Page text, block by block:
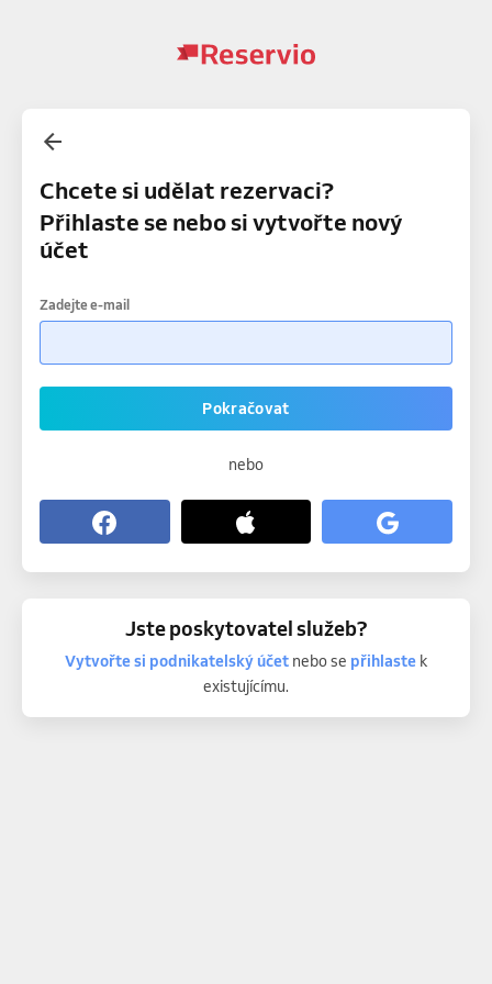
Chcete si udělat rezervaci?
Přihlaste se nebo si vytvořte nový
účet
Zadejte e-mail
Pokračovat
nebo
Jste poskytovatel služeb?
Vytvořte si podnikatelský účetnebo se přihlastek
existujícímu.